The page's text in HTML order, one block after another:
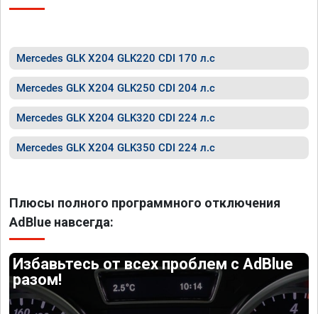
Mercedes GLK X204 GLK220 CDI 170 л.с
Mercedes GLK X204 GLK250 CDI 204 л.с
Mercedes GLK X204 GLK320 CDI 224 л.с
Mercedes GLK X204 GLK350 CDI 224 л.с
Плюсы полного программного отключения
AdBlue навсегда:
Избавьтесь от всех проблем с AdBlue
разом!